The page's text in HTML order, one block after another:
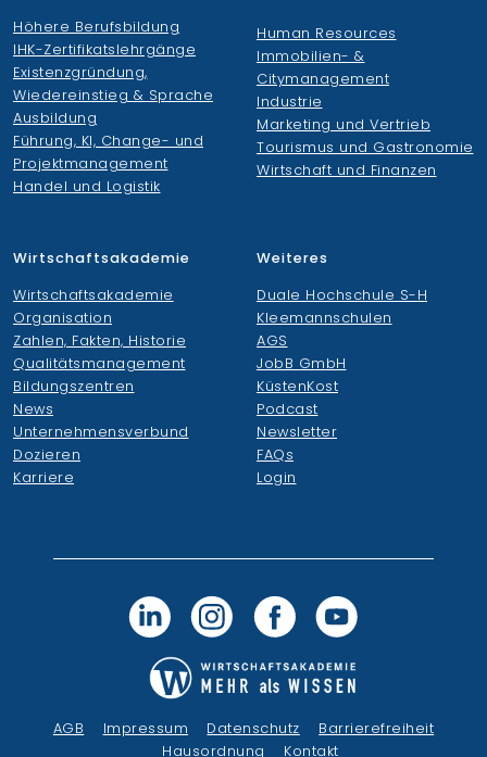
Höhere Berufsbildung
IHK-Zertifikatslehrgänge
Existenzgründung,
Wiedereinstieg & Sprache
Ausbildung
Führung, KI, Change- und
Projektmanagement
Handel und Logistik
Human Resources
Immobilien- &
Citymanagement
Industrie
Marketing und Vertrieb
Tourismus und Gastronomie
Wirtschaft und Finanzen
Wirtschaftsakademie
Wirtschaftsakademie
Organisation
Zahlen, Fakten, Historie
Qualitätsmanagement
Bildungszentren
News
Unternehmensverbund
Dozieren
Karriere
Weiteres
Duale Hochschule S-H
Kleemannschulen
AGS
JobB GmbH
KüstenKost
Podcast
Newsletter
FAQs
Login
AGB Impressum Datenschutz
Barrierefreiheit
Hausordnung
Kontakt